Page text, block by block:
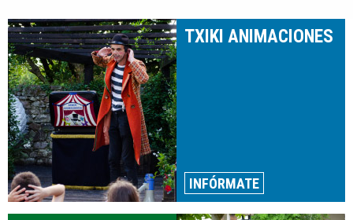
TXIKI ANIMACIONES
INFÓRMATE